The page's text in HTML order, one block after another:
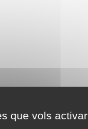
que vols activar